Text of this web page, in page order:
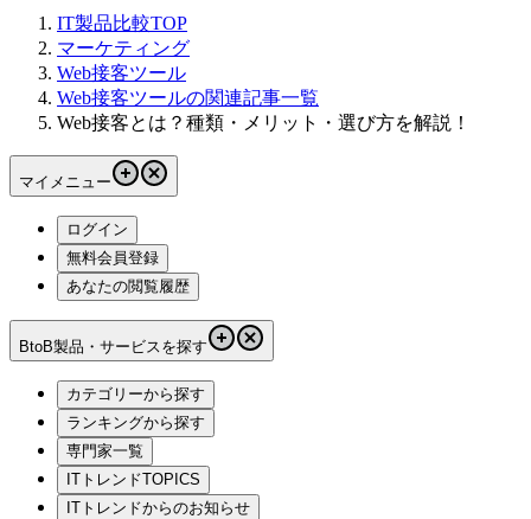
IT製品比較TOP
マーケティング
Web接客ツール
Web接客ツールの関連記事一覧
Web接客とは？種類・メリット・選び方を解説！
マイメニュー
ログイン
無料会員登録
あなたの閲覧履歴
BtoB製品・サービスを探す
カテゴリーから探す
ランキングから探す
専門家一覧
ITトレンドTOPICS
ITトレンドからのお知らせ